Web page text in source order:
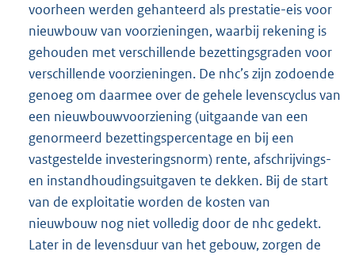
voorheen werden gehanteerd als prestatie-eis voor
nieuwbouw van voorzieningen, waarbij rekening is
gehouden met verschillende bezettingsgraden voor
verschillende voorzieningen. De nhc’s zijn zodoende
genoeg om daarmee over de gehele levenscyclus van
een nieuwbouwvoorziening (uitgaande van een
genormeerd bezettingspercentage en bij een
vastgestelde investeringsnorm) rente, afschrijvings-
en instandhoudingsuitgaven te dekken. Bij de start
van de exploitatie worden de kosten van
nieuwbouw nog niet volledig door de nhc gedekt.
Later in de levensduur van het gebouw, zorgen de